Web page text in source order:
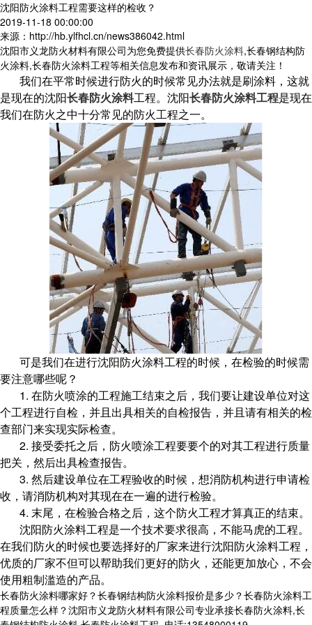
沈阳防火涂料工程需要这样的检收？
2019-11-18 00:00:00
来源：http://hb.ylfhcl.cn/news386042.html
沈阳市义龙防火材料有限公司为您免费提供长春防火涂料,长春钢结构防
火涂料,长春防火涂料工程等相关信息发布和资讯展示，敬请关注！
我们在平常时候进行防火的时候常见办法就是刷涂料，这就
是现在的沈阳长春防火涂料工程。沈阳长春防火涂料工程是现在
我们在防火之中十分常见的防火工程之一。
可是我们在进行沈阳防火涂料工程的时候，在检验的时候需
要注意哪些呢？
1. 在防火喷涂的工程施工结束之后，我们要让建设单位对这
个工程进行自检，并且出具相关的自检报告，并且请有相关的检
查部门来实现实际检查。
2. 接受委托之后，防火喷涂工程要要个的对其工程进行质量
把关，然后出具检查报告。
3. 然后建设单位在工程验收的时候，想消防机构进行申请检
收，请消防机构对其现在在一遍的进行检验。
4. 末尾，在检验合格之后，这个防火工程才算真正的结束。
沈阳防火涂料工程是一个技术要求很高，不能马虎的工程。
在我们防火的时候也要选择好的厂家来进行沈阳防火涂料工程，
优质的厂家不但可以帮助我们更好的防火，还能更加放心，不会
使用粗制滥造的产品。
长春防火涂料哪家好？长春钢结构防火涂料报价是多少？长春防火涂料工
程质量怎么样？沈阳市义龙防火材料有限公司专业承接长春防火涂料,长